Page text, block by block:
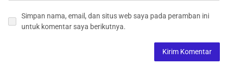
Simpan nama, email, dan situs web saya pada peramban ini
untuk komentar saya berikutnya.